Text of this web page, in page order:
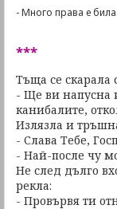
- Много права е била.
***
Тъща се скарала
- Ще ви напусна
канибалите,
Излязла и
- Слава Тебе,
- Най-после чу
Не след дълго
рекла:
- Провървя ти